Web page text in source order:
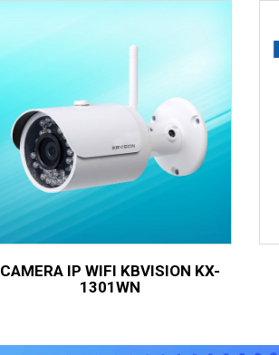
CAMERA IP WIFI KBVISION KX-
1301WN